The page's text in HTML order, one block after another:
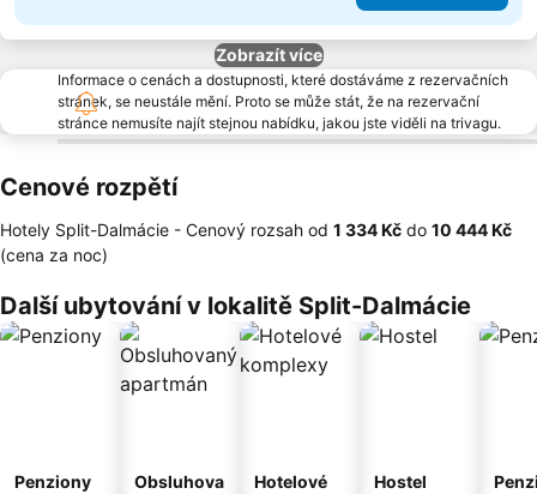
Zobrazít více
Informace o cenách a dostupnosti, které dostáváme z rezervačních
stránek, se neustále mění. Proto se může stát, že na rezervační
stránce nemusíte najít stejnou nabídku, jakou jste viděli na trivagu.
Cenové rozpětí
Hotely Split-Dalmácie - Cenový rozsah od ‎1 334 Kč do ‎10 444 Kč
(cena za noc)
Další ubytování v lokalitě Split-Dalmácie
Penziony
Obsluhova
Hotelové
Hostel